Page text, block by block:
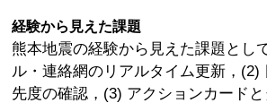
経験から見えた課題
熊本地震の経験から見えた課題とし
ル・連絡網のリアルタイム更新，(2)
先度の確認，(3) アクションカード